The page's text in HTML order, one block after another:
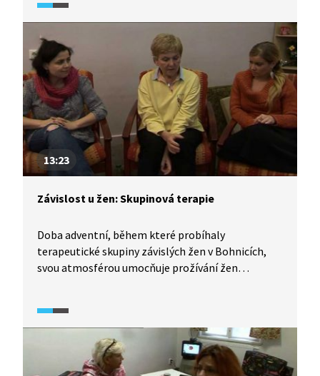
reagují, nabízejí si vzájemně řešení, povzbuzují se,
jiné se bojí, že už své problémy vyřešit nedokážou.
13:23
Závislost u žen: Skupinová terapie
Doba adventní, během které probíhaly
terapeutické skupiny závislých žen v Bohnicích,
svou atmosférou umocňuje prožívání žen
provázanost s problémy závislosti. Ukazuje se, že
jde o spojené nádoby.